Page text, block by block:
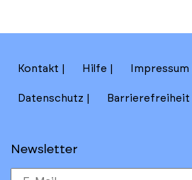
Kontakt Hilfe Impressum
Datenschutz Barrierefreiheit
Newsletter